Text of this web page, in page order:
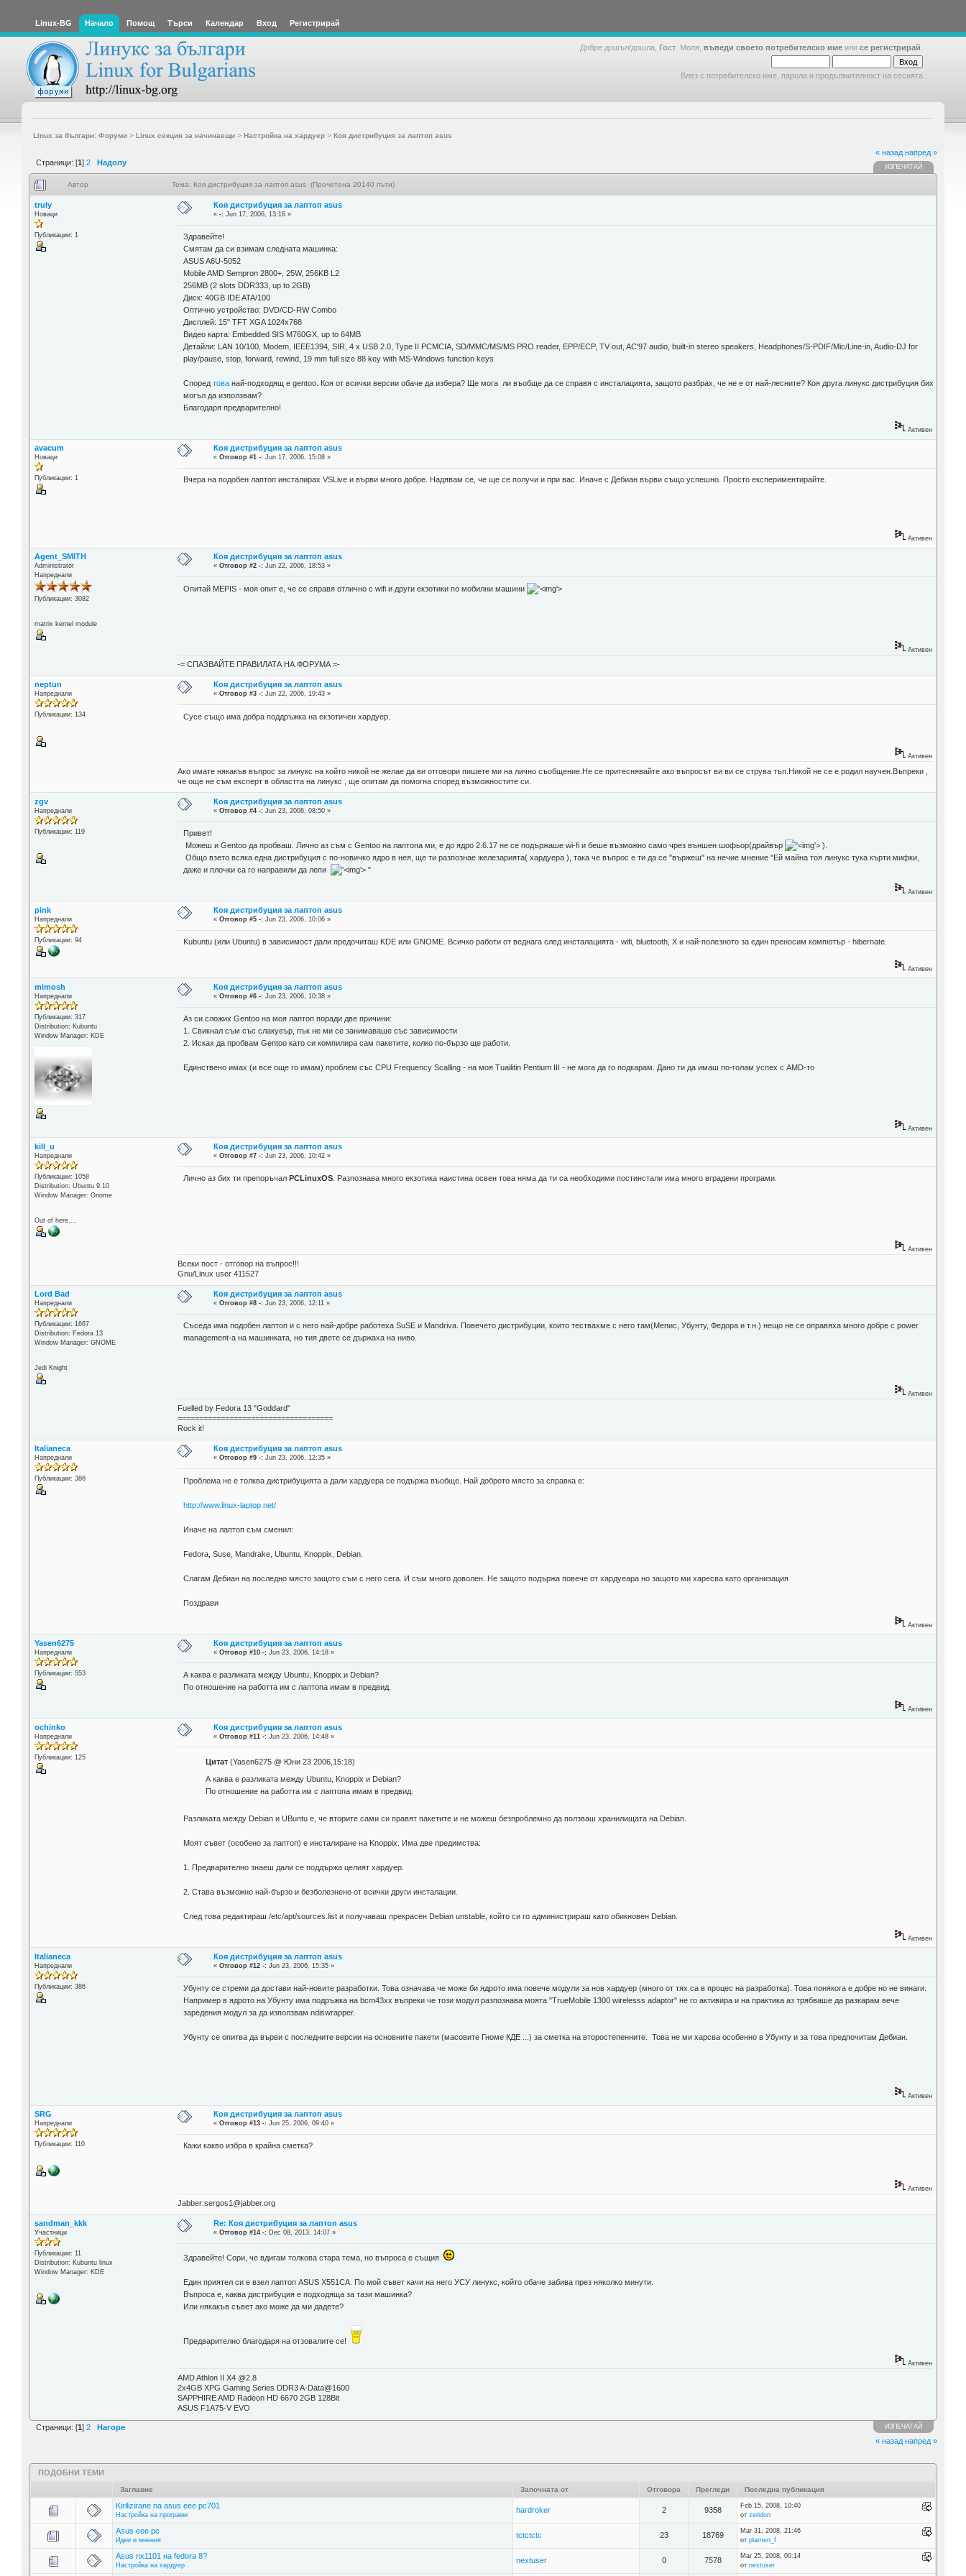
Linux-BG Начало Помощ Търси Календар Вход Регистрирай
Добре дошъл/дошла, Гост . Моля, въведи своето потребителско име или се регистрирай
Влез с потребителско име, парола и продължителност на сесията
Linux за българи: Форуми> Linux секция за начинаещи> Настройка на хардуер> Коя дистрибуция за лаптоп asus
Страници: [1] 2 Надолу
« назад напред »
ИЗПЕЧАТАЙ
Автор Тема: Коя дистрибуция за лаптоп asus (Прочетена 20140 пъти)
truly
Новаци
Публикации: 1
Коя дистрибуция за лаптоп asus
«-: Jun 17, 2006, 13:16 »
Здравейте!
Смятам да си взимам следната машинка:
ASUS A6U-5052
Mobile AMD Sempron 2800+, 25W, 256KB L2
256MB (2 slots DDR333, up to 2GB)
Диск: 40GB IDE ATA/100
Оптично устройство: DVD/CD-RW Combo
Дисплей: 15" TFT XGA 1024x768
Видео карта: Embedded SIS M760GX, up to 64MB
Детайли: LAN 10/100, Modem, IEEE1394, SIR, 4 x USB 2.0, Type II PCMCIA, SD/MMC/MS/MS PRO reader, EPP/ECP, TV out, AC'97 audio, built-in stereo speakers, Headphones/S-PDIF/Mic/Line-in, Audio-DJ for
play/pause, stop, forward, rewind, 19 mm full size 88 key with MS-Windows function keys
Споредтова най-подходящ е gentoo. Коя от всички версии обаче да избера? Ще мога ли въобще да се справя с инсталацията, защото разбрах, че не е от най-лесните? Коя друга линукс дистрибуция бих
могъл да използвам?
Благодаря предварително!
Активен
avacum
Новаци
Публикации: 1
Коя дистрибуция за лаптоп asus
«Отговор #1 -: Jun 17, 2006, 15:08 »
Вчера на подобен лаптоп инсталирах VSLive и върви много добре. Надявам се, че ще се получи и при вас. Иначе с Дебиан върви също успешно. Просто експериментирайте.
Активен
Agent_SMITH
Administrator
Напреднали
Публикации: 3082
matrix kernel module
Коя дистрибуция за лаптоп asus
«Отговор #2 -: Jun 22, 2006, 18:53 »
Опитай MEPIS - моя опит е, че се справя отлично с wifi и други екзотики по мобилни машини '>
Активен
-= СПАЗВАЙТЕ ПРАВИЛАТА НА ФОРУМА =-
neptun
Напреднали
Публикации: 134
Коя дистрибуция за лаптоп asus
«Отговор #3 -: Jun 22, 2006, 19:43 »
Сусе също има добра поддръжка на екзотичен хардуер.
Активен
Ако имате някакъв въпрос за линукс на който никой не желае да ви отговори пишете ми на лично съобщение.Не се притеснявайте ако въпросът ви ви се струва тъп.Никой не се е родил научен.Въпреки ,
че още не съм експерт в областта на линукс , ще опитам да помогна според възможностите си.
zgv
Напреднали
Публикации: 119
Коя дистрибуция за лаптоп asus
«Отговор #4 -: Jun 23, 2006, 08:50 »
Привет!
Можеш и Gentoo да пробваш. Лично аз съм с Gentoo на лаптопа ми, е до ядро 2.6.17 не се подържаше wi-fi и беше възможно само чрез външен шофьор(драйвър
'> ).
Общо взето всяка една дистрибуция с по-новичко ядро в нея, ще ти разпознае железарията( хардуера ), така че въпрос е ти да се "вържеш" на нечие мнение "Ей майна тоя линукс тука кърти мифки,
даже и плочки са го направили да лепи
'> "
Активен
pink
Напреднали
Публикации: 94
Коя дистрибуция за лаптоп asus
«Отговор #5 -: Jun 23, 2006, 10:06 »
Kubuntu (или Ubuntu) в зависимост дали предочиташ KDE или GNOME. Всичко работи от веднага след инсталацията - wifi, bluetooth, X и най-полезното за един преносим компютър - hibernate.
Активен
mimosh
Напреднали
Публикации: 317
Distribution: Kubuntu
Window Manager: KDE
Коя дистрибуция за лаптоп asus
«Отговор #6 -: Jun 23, 2006, 10:38 »
Аз си сложих Gentoo на моя лаптоп поради две причини:
1. Свикнал съм със слакуеър, пък не ми се занимаваше със зависимости
2. Исках да пробвам Gentoo като си компилира сам пакетите, колко по-бързо ще работи.
Единствено имах (и все още го имам) проблем със CPU Frequency Scalling - на моя Tuailitin Pentium III - не мога да го подкарам. Дано ти да имаш по-голам успех с AMD-то
Активен
kill_u
Напреднали
Публикации: 1058
Distribution: Ubuntu 9.10
Window Manager: Gnome
Out of here....
Коя дистрибуция за лаптоп asus
«Отговор #7 -: Jun 23, 2006, 10:42 »
Лично аз бих ти препоръчалPCLinuxOS . Разпознава много екзотика наистина освен това няма да ти са необходими постинстали има много вградени програми.
Активен
Всеки пост - отговор на въпрос!!!
Gnu/Linux user 411527
Lord Bad
Напреднали
Публикации: 1667
Distribution: Fedora 13
Window Manager: GNOME
Jedi Knight
Коя дистрибуция за лаптоп asus
«Отговор #8 -: Jun 23, 2006, 12:11 »
Съседа има подобен лаптоп и с него най-добре работеха SuSE и Mandriva. Повечето дистрибуции, които тествахме с него там(Мепис, Убунту, Федора и т.н.) нещо не се оправяха много добре с power
management-a на машинката, но тия двете се държаха на ниво.
Активен
Fuelled by Fedora 13 "Goddard"
====================================
Rock it!
Italianeca
Напреднали
Публикации: 386
Коя дистрибуция за лаптоп asus
«Отговор #9 -: Jun 23, 2006, 12:35 »
Проблема не е толква дистрибуцията а дали хардуера се подържа въобще. Най доброто място за справка е:
http://www.linux-laptop.net/
Иначе на лаптоп съм сменил:
Fedora, Suse, Mandrake, Ubuntu, Knoppix, Debian.
Слагам Дебиан на последно място защото съм с него сега. И съм много доволен. Не защото подържа повече от хардуеара но защото ми харесва като организация
Поздрави
Активен
Yasen6275
Напреднали
Публикации: 553
Коя дистрибуция за лаптоп asus
«Отговор #10 -: Jun 23, 2006, 14:18 »
А каква е разликата между Ubuntu, Knoppix и Debian?
По отношение на работта им с лаптопа имам в предвид.
Активен
ochinko
Напреднали
Публикации: 125
Коя дистрибуция за лаптоп asus
«Отговор #11 -: Jun 23, 2006, 14:48 »
Цитат(Yasen6275 @ Юни 23 2006,15:18)
А каква е разликата между Ubuntu, Knoppix и Debian?
По отношение на работта им с лаптопа имам в предвид.
Разликата между Debian и UBuntu е, че вторите сами си правят пакетите и не можеш безпроблемно да ползваш хранилищата на Debian.
Моят съвет (особено за лаптоп) е инсталиране на Knoppix. Има две предимства:
1. Предварително знаеш дали се поддържа целият хардуер.
2. Става възможно най-бързо и безболезнено от всички други инсталации.
След това редактираш /etc/apt/sources.list и получаваш прекрасен Debian unstable, който си го администрираш като обикновен Debian.
Активен
Italianeca
Напреднали
Публикации: 386
Коя дистрибуция за лаптоп asus
«Отговор #12 -: Jun 23, 2006, 15:35 »
Убунту се стреми да достави най-новите разработки. Това означава че може би ядрото има повече модули за нов хардуер (много от тях са в процес на разработка). Това понякога е добре но не винаги.
Например в ядрото на Убунту има подръжка на bcm43xx въпреки че този модул разпознава моята "TrueMobile 1300 wirelesss adaptor" не го активира и на практика аз трябваше да разкарам вече
заредения модул за да използвам ndiswrapper.
Убунту се опитва да върви с последните версии на основните пакети (масовите Гноме КДЕ ...) за сметка на второстепенните. Това не ми харсва особенно в Убунту и за това предпочитам Дебиан.
Активен
SRG
Напреднали
Публикации: 110
Коя дистрибуция за лаптоп asus
«Отговор #13 -: Jun 25, 2006, 09:40 »
Кажи какво избра в крайна сметка?
Активен
Jabber:sergos1@jabber.org
sandman_kkk
Участници
Публикации: 11
Distribution: Kubuntu linux
Window Manager: KDE
Re: Коя дистрибуция за лаптоп asus
«Отговор #14 -: Dec 08, 2013, 14:07 »
Здравейте! Сори, че вдигам толкова стара тема, но въпроса е същия
Един приятел си е взел лаптоп ASUS X551CA. По мой съвет качи на него УСУ линукс, който обаче забива през няколко минути.
Въпроса е, каква дистрибуция е подходяща за тази машинка?
Или някакъв съвет ако може да ми дадете?
Предварително благодаря на отзовалите се!
Активен
AMD Athlon II X4 @2.8
2x4GB XPG Gaming Series DDR3 A-Data@1600
SAPPHIRE AMD Radeon HD 6670 2GB 128Bit
ASUS F1A75-V EVO
Страници: [1] 2 Нагоре ИЗПЕЧАТАЙ
« назад напред »
ПОДОБНИ ТЕМИ
Заглавие Започната от Отговора Прегледи Последна публикация
Kirilizirane na asus eee pc701
Настройка на програми
hardroker 2 9358
Feb 15, 2008, 10:40
от zeridon
Asus eee pc
Идеи и мнения
tctctctc 23 18769
Mar 31, 2008, 21:46
от plamen_f
Asus nx1101 на fedora 8?
Настройка на хардуер
nextuser 0 7578
Mar 25, 2008, 00:14
от nextuser